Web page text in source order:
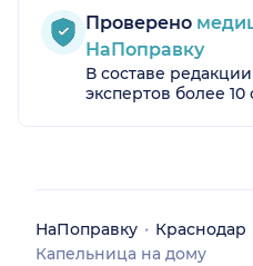
Проверено
НаПоправку
В составе
экспертов более
НаПоправку Краснодар
Капельница на дому